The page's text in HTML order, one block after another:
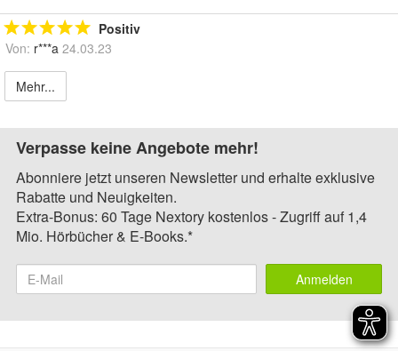
Positiv
Von: r***a 24.03.23
Mehr...
Verpasse keine Angebote mehr!
Abonniere jetzt unseren Newsletter und erhalte exklusive
Rabatte und Neuigkeiten.
Extra-Bonus: 60 Tage Nextory kostenlos - Zugriff auf 1,4
Mio. Hörbücher & E-Books.*
Anmelden